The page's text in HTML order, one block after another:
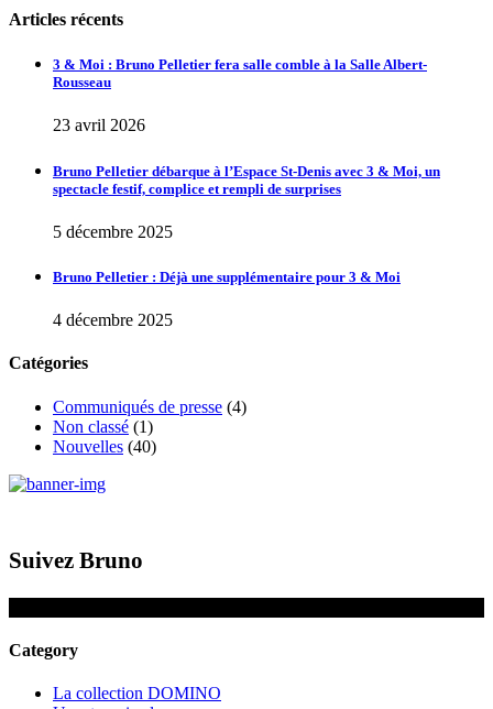
Articles récents
3 & Moi : Bruno Pelletier fera salle comble à la Salle Albert-
Rousseau
23 avril 2026
Bruno Pelletier débarque à l’Espace St-Denis avec 3 & Moi, un
spectacle festif, complice et rempli de surprises
5 décembre 2025
Bruno Pelletier : Déjà une supplémentaire pour 3 & Moi
4 décembre 2025
Catégories
Communiqués de presse (4)
Non classé (1)
Nouvelles (40)
Suivez Bruno
Category
La collection DOMINO